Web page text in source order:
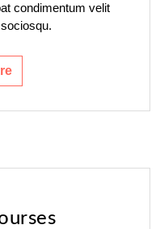
condimentum velit